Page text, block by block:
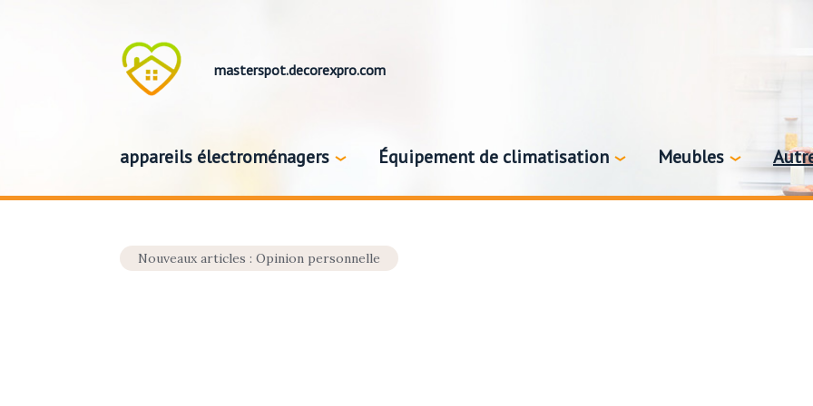
masterspot.decorexpro.com
appareils électroménagers Équipement de climatisation Meubles
Nouveaux articles : Opinion personnelle